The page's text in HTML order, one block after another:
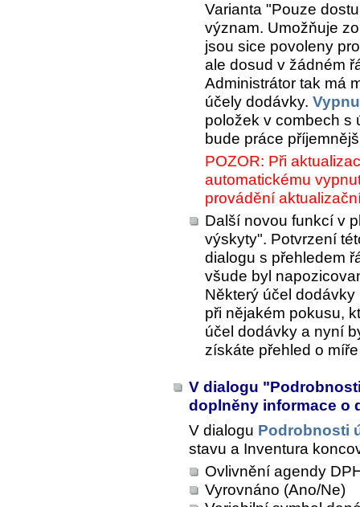
Varianta "Pouze
význam. Umožňuje
jsou sice povoleny
ale dosud v žádném
Administrátor tak má
účely dodávky.
položek v combech s
bude práce
POZOR: Při
automatickému
provádění
Další novou funkcí v
výskyty". Potvrzení
dialogu s přehledem
všude byl
Některý účel
při nějakém pokusu,
účel dodávky a nyní
získáte přehled o
V dialogu
doplněny informace o
V dialogu Podrobnosti
stavu a Inventura
Ovlivnění agendy
Vyrovnáno (Ano/Ne)